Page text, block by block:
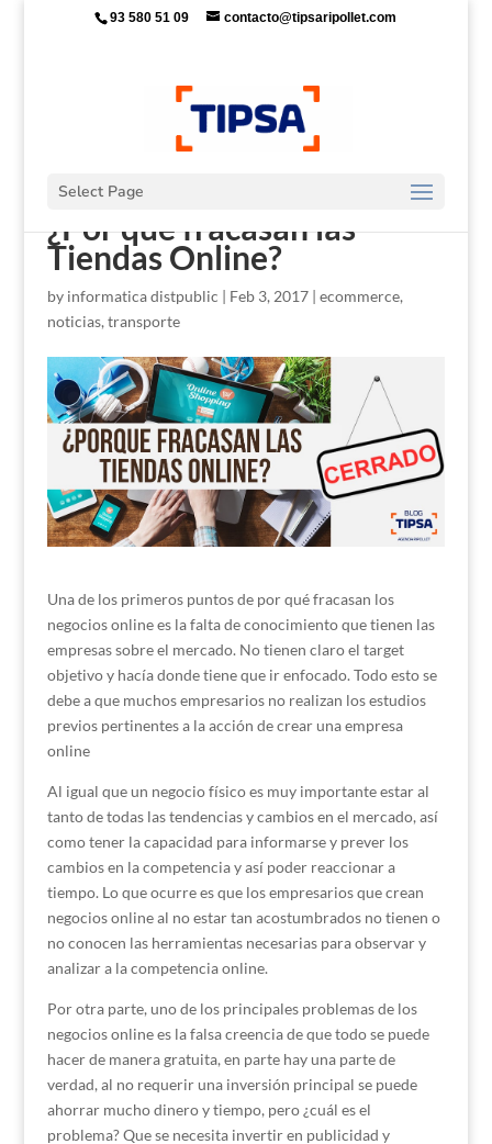
93 580 51 09 contacto@tipsaripollet.com
Select Page
¿Por qué fracasan las
Tiendas Online?
by informatica distpublic | Feb 3, 2017| ecommerce,
noticias, transporte
Una de los primeros puntos de por qué fracasan los
negocios online es la falta de conocimiento que tienen las
empresas sobre el mercado. No tienen claro el target
objetivo y hacía donde tiene que ir enfocado. Todo esto se
debe a que muchos empresarios no realizan los estudios
previos pertinentes a la acción de crear una empresa
online
Al igual que un negocio físico es muy importante estar al
tanto de todas las tendencias y cambios en el mercado, así
como tener la capacidad para informarse y prever los
cambios en la competencia y así poder reaccionar a
tiempo. Lo que ocurre es que los empresarios que crean
negocios online al no estar tan acostumbrados no tienen o
no conocen las herramientas necesarias para observar y
analizar a la competencia online.
Por otra parte, uno de los principales problemas de los
negocios online es la falsa creencia de que todo se puede
hacer de manera gratuita, en parte hay una parte de
verdad, al no requerir una inversión principal se puede
ahorrar mucho dinero y tiempo, pero ¿cuál es el
problema? Que se necesita invertir en publicidad y